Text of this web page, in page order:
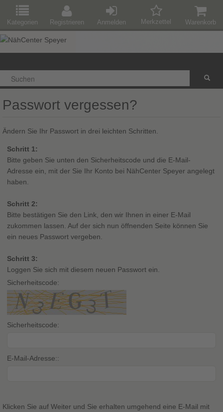
Kategorien Registrieren Anmelden Merkzettel Warenkorb
Passwort vergessen?
Ändern Sie Ihr Passwort in drei leichten Schritten.
Schritt 1:
Bitte geben Sie unten den Sicherheitscode und die E-Mail-
Adresse ein, mit der Sie Ihr Konto bei NähCenter Speyer angelegt
haben.
Schritt 2:
Bitte bestätigen Sie den Link, den wir Ihnen in einer E-Mail
zukommen lassen. Auf der sich nun öffnenden Seite können Sie
ein neues Passwort vergeben.
Schritt 3:
Loggen Sie sich mit diesem neuen Passwort ein.
Sicherheitscode:
Sicherheitscode:
E-Mail-Adresse::
Klicken Sie auf Weiter und Sie erhalten umgehend eine E-Mail mit